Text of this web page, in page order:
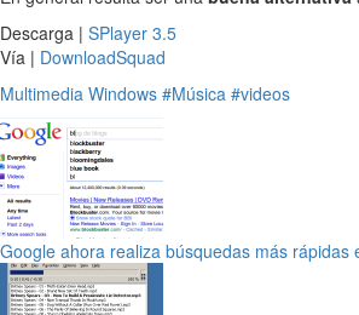
Descarga | SPlayer 3.5
Vía | DownloadSquad
Multimedia Windows #Música #videos
Google ahora realiza búsquedas más rápidas